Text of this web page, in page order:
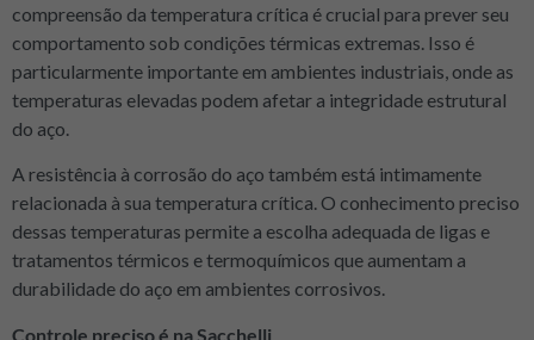
compreensão da temperatura crítica é crucial para prever seu
comportamento sob condições térmicas extremas. Isso é
particularmente importante em ambientes industriais, onde as
temperaturas elevadas podem afetar a integridade estrutural
do aço.
A resistência à corrosão do aço também está intimamente
relacionada à sua temperatura crítica. O conhecimento preciso
dessas temperaturas permite a escolha adequada de ligas e
tratamentos térmicos e termoquímicos que aumentam a
durabilidade do aço em ambientes corrosivos.
Controle preciso é na Sacchelli